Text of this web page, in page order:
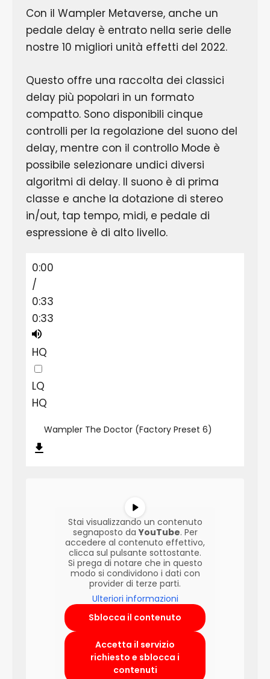
Con il Wampler Metaverse, anche un
pedale delay è entrato nella serie delle
nostre 10 migliori unità effetti del 2022.
Questo offre una raccolta dei classici
delay più popolari in un formato
compatto. Sono disponibili cinque
controlli per la regolazione del suono del
delay, mentre con il controllo Mode è
possibile selezionare undici diversi
algoritmi di delay. Il suono è di prima
classe e anche la dotazione di stereo
in/out, tap tempo, midi, e pedale di
espressione è di alto livello.
0:00
/
0:33
0:33
HQ
LQ
HQ
Wampler The Doctor (Factory Preset 6)
Stai visualizzando un contenuto
segnaposto daYouTube. Per
accedere al contenuto effettivo,
clicca sul pulsante sottostante.
Si prega di notare che in questo
modo si condividono i dati con
provider di terze parti.
Ulteriori informazioni
Sblocca il contenuto
Accetta il servizio
richiesto e sblocca i
contenuti